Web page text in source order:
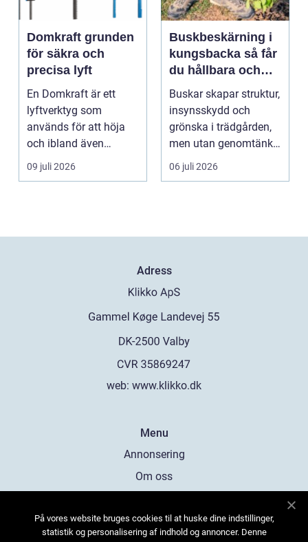
Domkraft grunden
för säkra och
precisa lyft
En Domkraft är ett
lyftverktyg som
används för att höja
och ibland även
positionera tunga
objekt, so...
09 juli 2026
Buskbeskärning i
kungsbacka så får
du hållbara och
vackra buskar året
runt
Buskar skapar struktur,
insynsskydd och
grönska i trädgården,
men utan genomtänkt
beskärning blir de...
06 juli 2026
Adress
web: www.klikko.dk
Menu
Annonsering
Om oss
Kontakta oss
På vores website bruges cookies til at huske dine indstillinger,
statistik og personalisering af indhold og annoncer. Denne